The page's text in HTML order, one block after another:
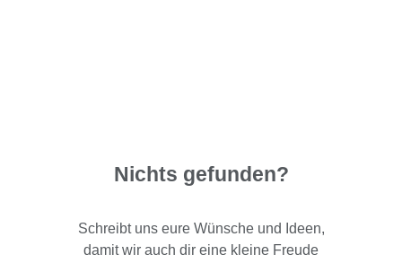
Nichts gefunden?
Schreibt uns eure Wünsche und Ideen,
damit wir auch dir eine kleine Freude